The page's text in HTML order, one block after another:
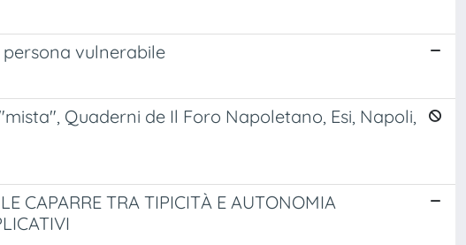
vulnerabile
Quaderni de Il Foro Napoletano, Esi, Napoli,
CAPARRE TRA TIPICITÀ E AUTONOMIA